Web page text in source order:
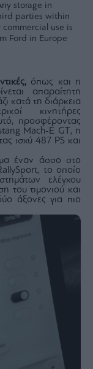
storage in
parties within
use is
Ford in Europe
όπως και η
απαραίτητη
κατά τη διάρκεια
κινητήρες
προσφέροντας
Mach-E GT, η
ισχύ 487 PS και
έναν άσσο στο
το οποίο
ελέγχου
του τιμονιού και
άξονες για πιο